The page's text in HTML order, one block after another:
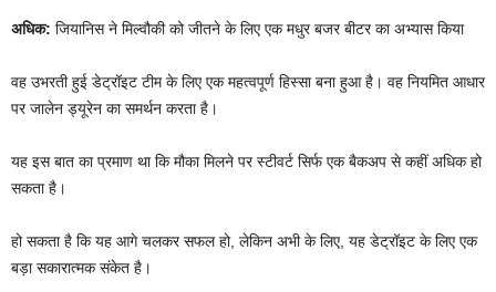
अधिक: जियानिस ने मिल्वौकी को जीतने के लिए एक मधुर बजर बीटर का अभ्यास किया
वह उभरती हुई डेट्रॉइट टीम के लिए एक महत्वपूर्ण हिस्सा बना हुआ है। वह नियमित आधार
पर जालेन ड्यूरेन का समर्थन करता है।
यह इस बात का प्रमाण था कि मौका मिलने पर स्टीवर्ट सिर्फ एक बैकअप से कहीं अधिक हो
सकता है।
हो सकता है कि यह आगे चलकर सफल हो, लेकिन अभी के लिए, यह डेट्रॉइट के लिए एक
बड़ा सकारात्मक संकेत है।